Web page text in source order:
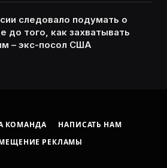
следовало подумать о
до того, как захватывать
– экс-посол США
КОМАНДА
НАПИСАТЬ НАМ
РЕКЛАМЫ